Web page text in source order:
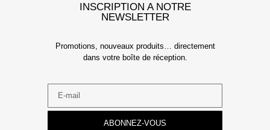
INSCRIPTION A NOTRE
NEWSLETTER
Promotions, nouveaux produits… directement
dans votre boîte de réception.
ABONNEZ-VOUS